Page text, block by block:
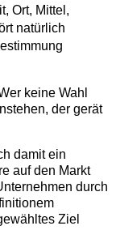
Ort, Mittel,
natürlich
keine Wahl
der gerät
damit ein
auf den Markt
durch
Ziel